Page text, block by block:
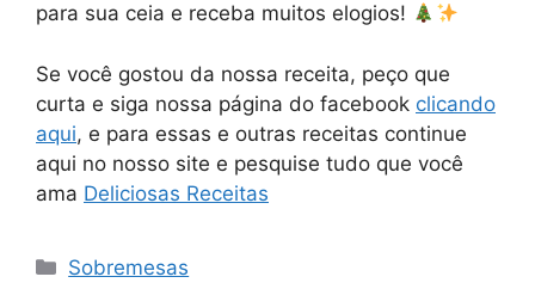
para sua ceia e receba muitos elogios!
Se você gostou da nossa receita, peço que
curta e siga nossa página do facebook clicando
aqui, e para essas e outras receitas continue
aqui no nosso site e pesquise tudo que você
ama Deliciosas Receitas
Categorias
Sobremesas